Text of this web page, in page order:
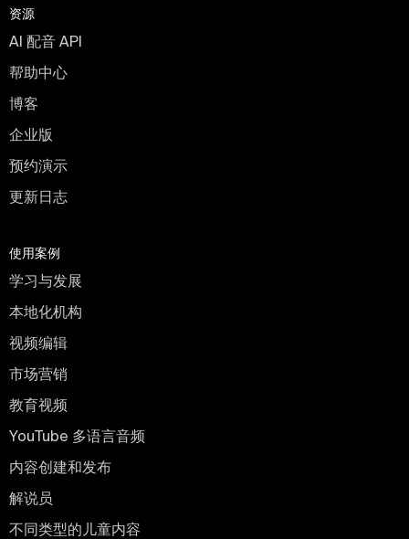
资源
AI 配音 API
帮助中心
博客
企业版
预约演示
更新日志
使用案例
学习与发展
本地化机构
视频编辑
市场营销
教育视频
YouTube 多语言音频
内容创建和发布
解说员
不同类型的儿童内容